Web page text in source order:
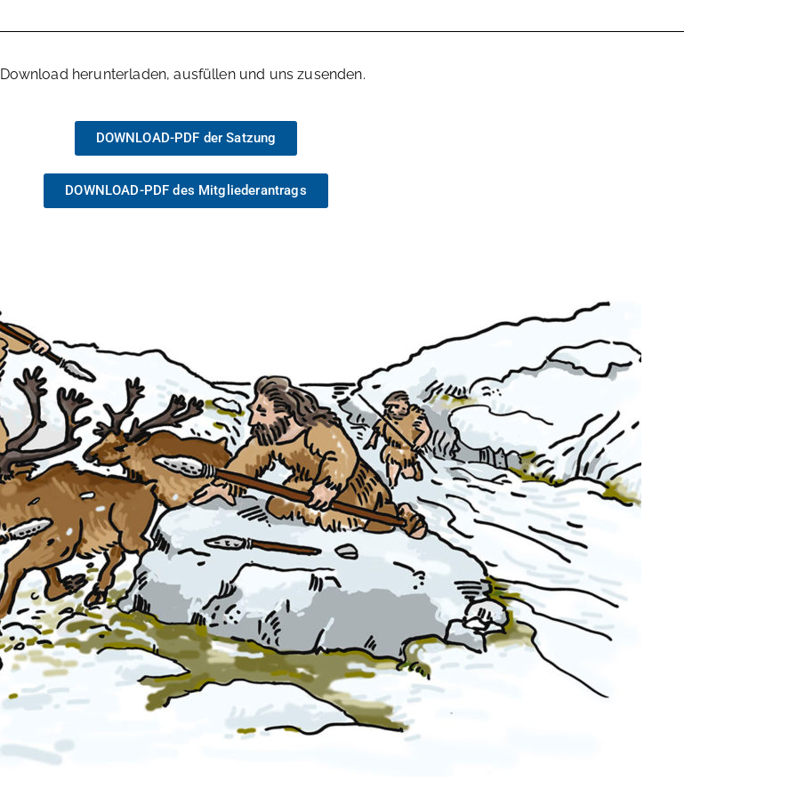
herunterladen, ausfüllen und uns zusenden.
DOWNLOAD-PDF der Satzung
DOWNLOAD-PDF des Mitgliederantrags